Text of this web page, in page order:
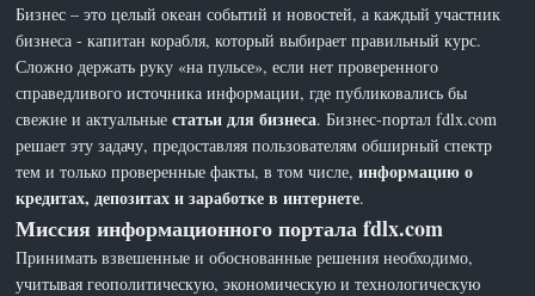
Бизнес – это целый океан событий и новостей, а каждый участник
бизнеса - капитан корабля, который выбирает правильный курс.
Сложно держать руку «на пульсе», если нет проверенного
справедливого источника информации, где публиковались бы
свежие и актуальныестатьи для бизнеса. Бизнес-портал fdlx.com
решает эту задачу, предоставляя пользователям обширный спектр
тем и только проверенные факты, в том числе,информацию о
кредитах, депозитах и заработке в интернете.
Миссия информационного портала fdlx.com
Принимать взвешенные и обоснованные решения необходимо,
учитывая геополитическую, экономическую и технологическую